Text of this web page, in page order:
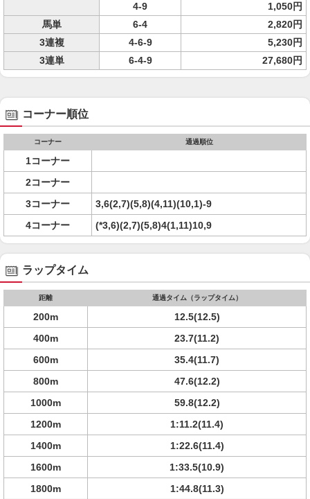
4-9
1,050円
馬単
6-4
2,820円
3連複
4-6-9
5,230円
3連単
6-4-9 27,680円
コーナー順位
コーナー 通過順位
1コーナー
2コーナー
3コーナー
3,6(2,7)(5,8)(4,11)(10,1)-9
4コーナー
(*3,6)(2,7)(5,8)4(1,11)10,9
ラップタイム
距離 通過タイム（ラップタイム）
200m
12.5(12.5)
400m
23.7(11.2)
600m
35.4(11.7)
800m
47.6(12.2)
1000m
59.8(12.2)
1200m
1:11.2(11.4)
1400m
1:22.6(11.4)
1600m
1:33.5(10.9)
1800m
1:44.8(11.3)